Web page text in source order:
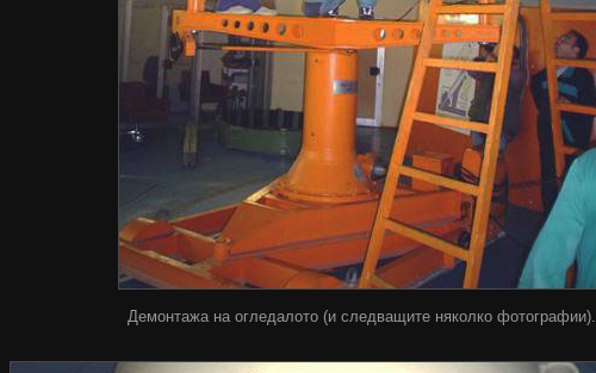
Демонтажа на огледалото (и следващите няколко фотографии).